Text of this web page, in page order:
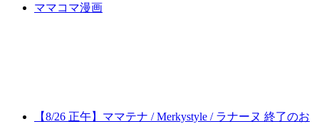
ママコマ漫画
【8/26 正午】ママテナ / Merkystyle / ラナーヌ 終了のお